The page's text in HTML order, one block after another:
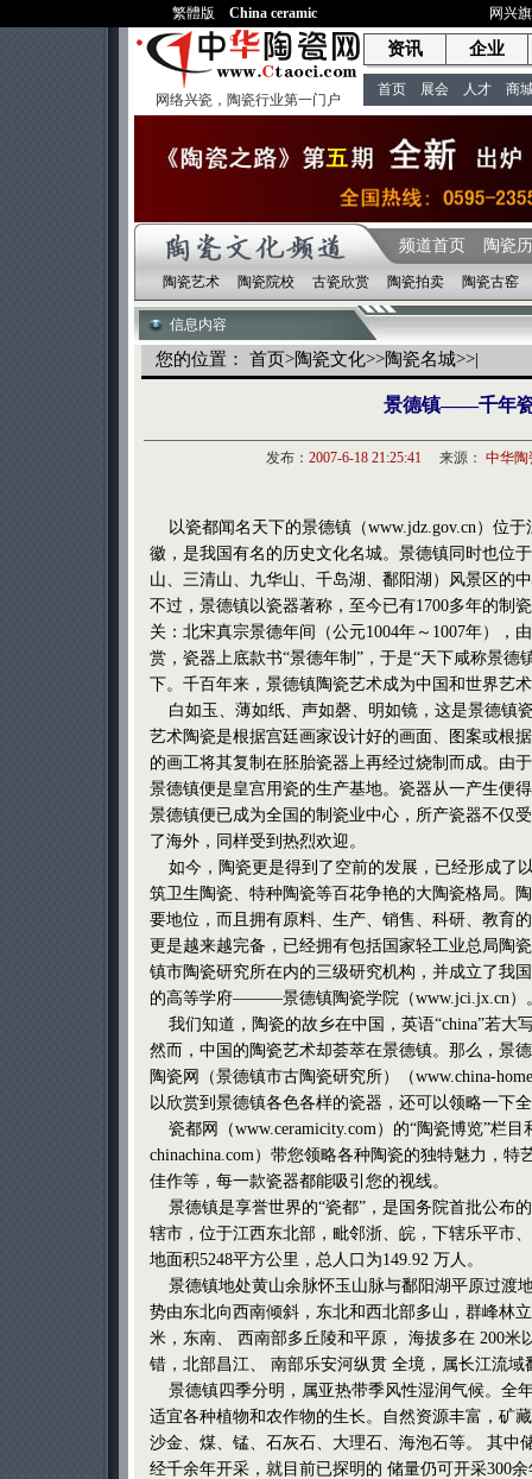
繁體版 China ceramic 网兴
网络兴瓷，陶瓷行业第一门户
资讯 企业
首页 展会 人才 商
频道首页 陶瓷
陶瓷艺术 陶瓷院校 古瓷欣赏 陶瓷拍卖 陶瓷古窑
信息内容
您的位置： 首页>陶瓷文化>>陶瓷名城>>|
景德镇——千年
发布： 2007-6-18 21:25:41 来源： 中华陶
以瓷都闻名天下的景德镇（www.jdz.gov.cn）位于
徽，是我国有名的历史文化名城。景德镇同时也位
山、三清山、九华山、千岛湖、鄱阳湖）风景区的
不过，景德镇以瓷器著称，至今已有1700多年的制
关：北宋真宗景德年间（公元1004年～1007年），
赏，瓷器上底款书“景德年制”，于是“天下咸称景德
下。千百年来，景德镇陶瓷艺术成为中国和世界艺
白如玉、薄如纸、声如磬、明如镜，这是景德镇
艺术陶瓷是根据宫廷画家设计好的画面、图案或根
的画工将其复制在胚胎瓷器上再经过烧制而成。由
景德镇便是皇宫用瓷的生产基地。瓷器从一产生便
景德镇便已成为全国的制瓷业中心，所产瓷器不仅
了海外，同样受到热烈欢迎。
如今，陶瓷更是得到了空前的发展，已经形成了
筑卫生陶瓷、特种陶瓷等百花争艳的大陶瓷格局。
要地位，而且拥有原料、生产、销售、科研、教育
更是越来越完备，已经拥有包括国家轻工业总局陶
镇市陶瓷研究所在内的三级研究机构，并成立了我
的高等学府———景德镇陶瓷学院（www.jci.jx.cn）
我们知道，陶瓷的故乡在中国，英语“china”若大
然而，中国的陶瓷艺术却荟萃在景德镇。那么，景
陶瓷网（景德镇市古陶瓷研究所）（www.china-
以欣赏到景德镇各色各样的瓷器，还可以领略一下
瓷都网（www.ceramicity.com）的“陶瓷博览”栏目
chinachina.com）带您领略各种陶瓷的独特魅力，特
佳作等，每一款瓷器都能吸引您的视线。
景德镇是享誉世界的“瓷都”，是国务院首批公布
辖市，位于江西东北部，毗邻浙、皖，下辖乐平市
地面积5248平方公里，总人口为149.92 万人。
景德镇地处黄山余脉怀玉山脉与鄱阳湖平原过渡
势由东北向西南倾斜，东北和西北部多山，群峰林
米，东南、 西南部多丘陵和平原， 海拔多在 200米
错，北部昌江、 南部乐安河纵贯 全境，属长江流域
景德镇四季分明，属亚热带季风性湿润气候。全
适宜各种植物和农作物的生长。自然资源丰富，矿
沙金、煤、锰、石灰石、大理石、海泡石等。 其中
经千余年开采，就目前已探明的 储量仍可开采300